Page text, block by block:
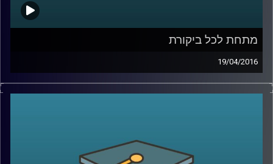
מתחת לכל ביקורת
19/04/2016
אוהבים ביקורת? ביקורתיים כלפי עצמכם או
פרופסור תמר שגיא חוקרת יחסים בין קבוצות,
והפעם מתמקדת בשאלת השפעתה של ביקורת